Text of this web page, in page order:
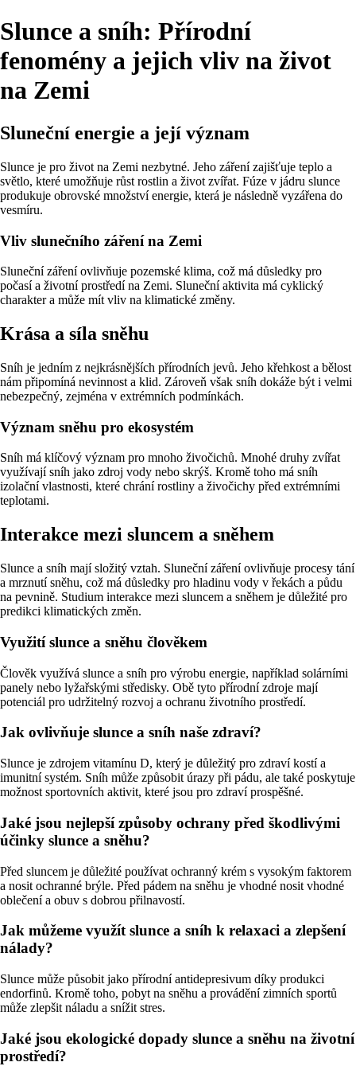
Slunce a sníh: Přírodní
fenomény a jejich vliv na život
na Zemi
Sluneční energie a její význam
Slunce je pro život na Zemi nezbytné. Jeho záření zajišťuje teplo a
světlo, které umožňuje růst rostlin a život zvířat. Fúze v jádru slunce
produkuje obrovské množství energie, která je následně vyzářena do
vesmíru.
Vliv slunečního záření na Zemi
Sluneční záření ovlivňuje pozemské klima, což má důsledky pro
počasí a životní prostředí na Zemi. Sluneční aktivita má cyklický
charakter a může mít vliv na klimatické změny.
Krása a síla sněhu
Sníh je jedním z nejkrásnějších přírodních jevů. Jeho křehkost a bělost
nám připomíná nevinnost a klid. Zároveň však sníh dokáže být i velmi
nebezpečný, zejména v extrémních podmínkách.
Význam sněhu pro ekosystém
Sníh má klíčový význam pro mnoho živočichů. Mnohé druhy zvířat
využívají sníh jako zdroj vody nebo skrýš. Kromě toho má sníh
izolační vlastnosti, které chrání rostliny a živočichy před extrémními
teplotami.
Interakce mezi sluncem a sněhem
Slunce a sníh mají složitý vztah. Sluneční záření ovlivňuje procesy tání
a mrznutí sněhu, což má důsledky pro hladinu vody v řekách a půdu
na pevnině. Studium interakce mezi sluncem a sněhem je důležité pro
predikci klimatických změn.
Využití slunce a sněhu člověkem
Člověk využívá slunce a sníh pro výrobu energie, například solárními
panely nebo lyžařskými středisky. Obě tyto přírodní zdroje mají
potenciál pro udržitelný rozvoj a ochranu životního prostředí.
Jak ovlivňuje slunce a sníh naše zdraví?
Slunce je zdrojem vitamínu D, který je důležitý pro zdraví kostí a
imunitní systém. Sníh může způsobit úrazy při pádu, ale také poskytuje
možnost sportovních aktivit, které jsou pro zdraví prospěšné.
Jaké jsou nejlepší způsoby ochrany před škodlivými
účinky slunce a sněhu?
Před sluncem je důležité používat ochranný krém s vysokým faktorem
a nosit ochranné brýle. Před pádem na sněhu je vhodné nosit vhodné
oblečení a obuv s dobrou přilnavostí.
Jak můžeme využít slunce a sníh k relaxaci a zlepšení
nálady?
Slunce může působit jako přírodní antidepresivum díky produkci
endorfinů. Kromě toho, pobyt na sněhu a provádění zimních sportů
může zlepšit náladu a snížit stres.
Jaké jsou ekologické dopady slunce a sněhu na životní
prostředí?